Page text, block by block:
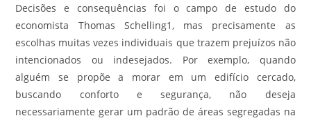
Decisões e consequências foi o campo de estudo do
economista Thomas Schelling1, mas precisamente as
escolhas muitas vezes individuais que trazem prejuízos não
intencionados ou indesejados. Por exemplo, quando
alguém se propõe a morar em um edifício cercado,
buscando conforto e segurança, não deseja
necessariamente gerar um padrão de áreas segregadas na